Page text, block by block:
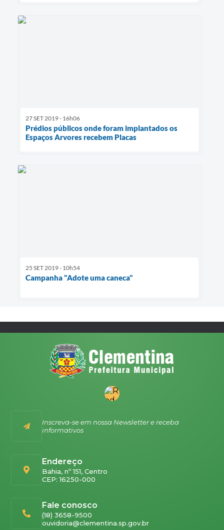
27 SET 2019 - 16h06
Prédios públicos onde foram implantados os
Espaços Arvores recebem Placas
25 SET 2019 - 10h54
Campanha "Adote uma caneca"
Inscreva-se em nossa Newsletter e receba
informativos
Endereço
Bahia, nº 151, Centro
CEP: 16250-000
Fale conosco
(18) 3658-9500
ouvidoria@clementina.sp.gov.br